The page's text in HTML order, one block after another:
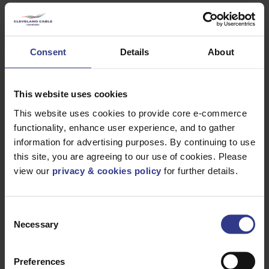
Consent Details About
This website uses cookies
This website uses cookies to provide core e-commerce
functionality, enhance user experience, and to gather
information for advertising purposes. By continuing to use
this site, you are agreeing to our use of cookies. Please
view our privacy & cookies policy for further details.
Selection
Necessary
Preferences
sales@clevelandcable.com
DEMANDEZ UN
OBTENIR UNDEVIS RAPIDE
TÉLÉCHARGERFICHE TECHNIQUE